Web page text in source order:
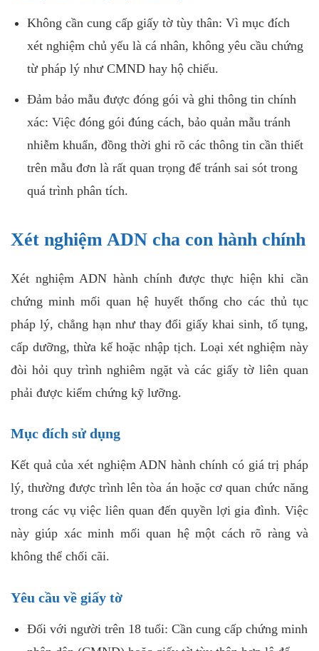
Không cần cung cấp giấy tờ tùy thân: Vì mục đích
xét nghiệm chủ yếu là cá nhân, không yêu cầu chứng
từ pháp lý như CMND hay hộ chiếu.
Đảm bảo mẫu được đóng gói và ghi thông tin chính
xác: Việc đóng gói đúng cách, bảo quản mẫu tránh
nhiễm khuẩn, đồng thời ghi rõ các thông tin cần thiết
trên mẫu đơn là rất quan trọng để tránh sai sót trong
quá trình phân tích.
Xét nghiệm ADN cha con hành chính
Xét nghiệm ADN hành chính được thực hiện khi cần
chứng minh mối quan hệ huyết thống cho các thủ tục
pháp lý, chẳng hạn như thay đổi giấy khai sinh, tố tụng,
cấp dưỡng, thừa kế hoặc nhập tịch. Loại xét nghiệm này
đòi hỏi quy trình nghiêm ngặt và các giấy tờ liên quan
phải được kiểm chứng kỹ lưỡng.
Mục đích sử dụng
Kết quả của xét nghiệm ADN hành chính có giá trị pháp
lý, thường được trình lên tòa án hoặc cơ quan chức năng
trong các vụ việc liên quan đến quyền lợi gia đình. Việc
này giúp xác minh mối quan hệ một cách rõ ràng và
không thể chối cãi.
Yêu cầu về giấy tờ
Đối với người trên 18 tuổi: Cần cung cấp chứng minh